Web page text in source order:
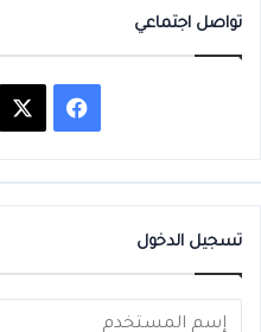
تواصل اجتماعي
فيسبوك
تسجيل الدخول